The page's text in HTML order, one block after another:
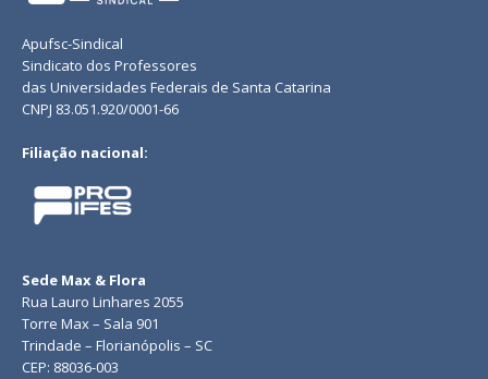
Apufsc-Sindical
Sindicato dos Professores
das Universidades Federais de Santa Catarina
CNPJ 83.051.920/0001-66
Filiação nacional:
Sede Max & Flora
Rua Lauro Linhares 2055
Torre Max – Sala 901
Trindade – Florianópolis – SC
CEP: 88036-003